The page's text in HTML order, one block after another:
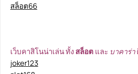
สล็อต66
เว็บคาสิโนน่าเล่น ทั้งสล็อตและ บาคาร่า
joker123